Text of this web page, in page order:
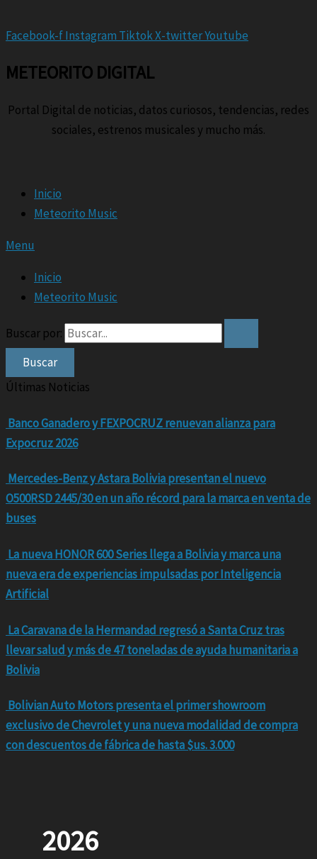
Facebook-fInstagram TiktokX-twitterYoutube
METEORITO DIGITAL
Portal Digital de noticias, datos curiosos, tendencias, redes
sociales, estrenos musicales y mucho más.
Inicio
Meteorito Music
Menu
Inicio
Meteorito Music
Buscar por:
Últimas Noticias
Banco Ganadero y FEXPOCRUZ renuevan alianza para
Expocruz 2026
Mercedes-Benz y Astara Bolivia presentan el nuevo
O500RSD 2445/30 en un año récord para la marca en venta de
buses
La nueva HONOR 600 Series llega a Bolivia y marca una
nueva era de experiencias impulsadas por Inteligencia
Artificial
La Caravana de la Hermandad regresó a Santa Cruz tras
llevar salud y más de 47 toneladas de ayuda humanitaria a
Bolivia
Bolivian Auto Motors presenta el primer showroom
exclusivo de Chevrolet y una nueva modalidad de compra
con descuentos de fábrica de hasta $us. 3.000
2026